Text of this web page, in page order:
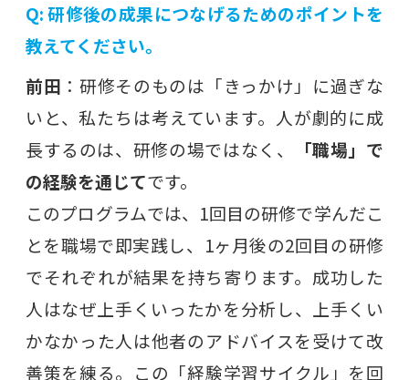
Q: 研修後の成果につなげるためのポイントを
教えてください。
前田 ：研修そのものは「きっかけ」に過ぎな
いと、私たちは考えています。人が劇的に成
長するのは、研修の場ではなく、
「職場」で
の経験を通じてです。
このプログラムでは、1回目の研修で学んだこ
とを職場で即実践し、1ヶ月後の2回目の研修
でそれぞれが結果を持ち寄ります。成功した
人はなぜ上手くいったかを分析し、上手くい
かなかった人は他者のアドバイスを受けて改
善策を練る。この「経験学習サイクル」を回